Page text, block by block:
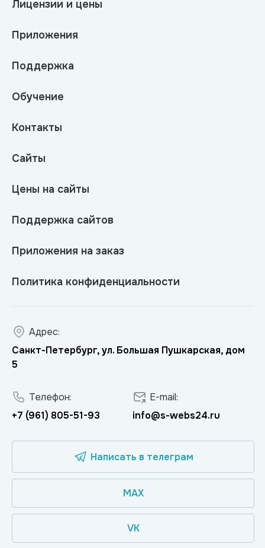
Лицензии и цены
Приложения
Поддержка
Обучение
Контакты
Сайты
Цены на сайты
Поддержка сайтов
Приложения на заказ
Политика конфиденциальности
Адрес:
Санкт-Петербург, ул. Большая Пушкарская, дом
5
Телефон:
+7 (961) 805-51-93
E-mail:
info@s-webs24.ru
Написать в телеграм
MAX
VK